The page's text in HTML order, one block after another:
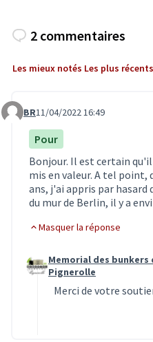
2 commentaires
Les mieux notés Les plus récents
Commentaire 3838
BR11/04/2022 16:49
Pour
Bonjour. Il est certain
mis en valeur. A tel point,
ans, j'ai appris par
du mur de Berlin, il y a
Masquer la réponse
Commentaire 3840
Memorial des bunkers
Pignerolle
Merci de votre